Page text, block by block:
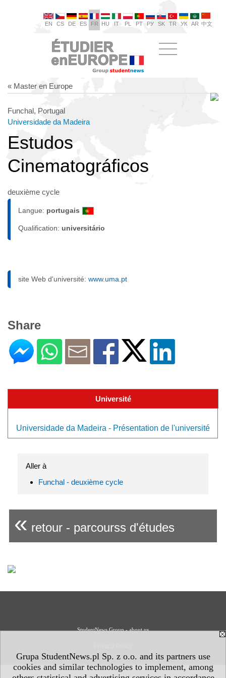
Grupa StudentNews.pl Sp. z o.o. and its partners use
cookies and similar technologies to implement, among
EN CS DE ES FR HU IT PL PT РУ SK TR УК AR 中文
« Master en Europe
Funchal, Portugal
Universidade da Madeira
Estudos
Cinematográficos
deuxième cycle
Langue: portugais
Qualification: universitário
site Web d'université: www.uma.pt
Share
Université
Universidade da Madeira - Présentation de l'université
Aller à
Funchal - deuxième cycle
« retour - parcourss d'études
StudentNews Group - about us